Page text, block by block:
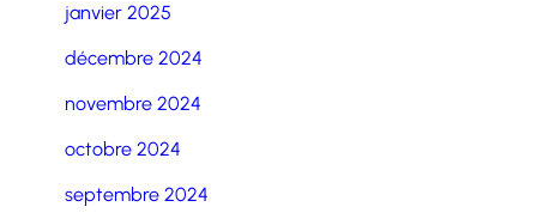
janvier 2025
décembre 2024
novembre 2024
octobre 2024
septembre 2024